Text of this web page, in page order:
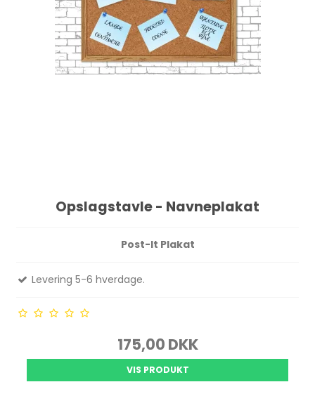
Opslagstavle - Navneplakat
Post-It Plakat
Levering 5-6 hverdage.
175,00 DKK
VIS PRODUKT